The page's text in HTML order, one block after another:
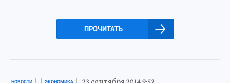
ПРОЧИТАТЬ
НОВОСТИ ЭКОНОМИКА